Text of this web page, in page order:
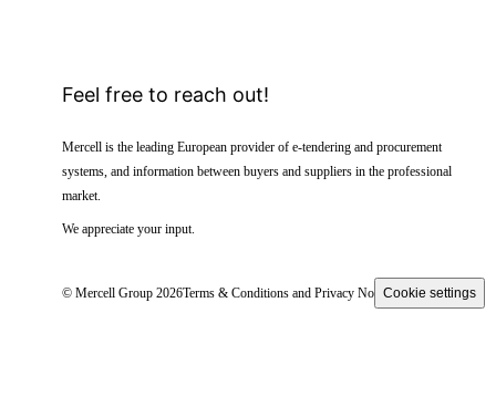
Feel free to reach out!
Mercell is the leading European provider of e-tendering and procurement
systems, and information between buyers and suppliers in the professional
market.
We appreciate your input.
© Mercell Group 2026Terms & Conditions and Privacy NoticeCookie settings